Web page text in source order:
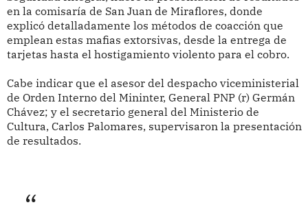
en la comisaría de San Juan de Miraflores, donde
explicó detalladamente los métodos de coacción que
emplean estas mafias extorsivas, desde la entrega de
tarjetas hasta el hostigamiento violento para el cobro.
Cabe indicar que el asesor del despacho viceministerial
de Orden Interno del Mininter, General PNP (r) Germán
Chávez; y el secretario general del Ministerio de
Cultura, Carlos Palomares, supervisaron la presentación
de resultados.